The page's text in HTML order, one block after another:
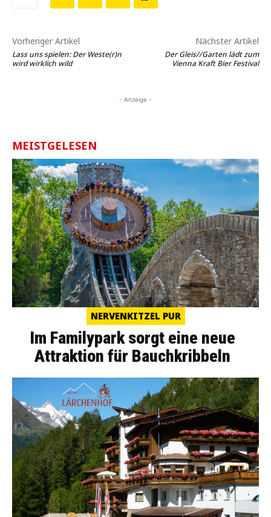
Vorheriger Artikel
Lass uns spielen: Der Weste(r)n
wird wirklich wild
Nächster Artikel
Der Gleis//Garten lädt zum
Vienna Kraft Bier Festival
- Anzeige -
MEISTGELESEN
NERVENKITZEL PUR
Im Familypark sorgt eine neue
Attraktion für Bauchkribbeln